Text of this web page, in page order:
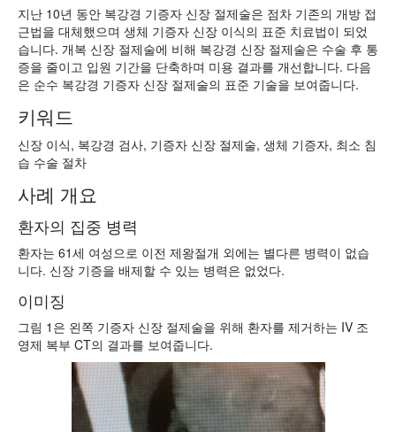
지난 10년 동안 복강경 기증자 신장 절제술은 점차 기존의 개방 접
근법을 대체했으며 생체 기증자 신장 이식의 표준 치료법이 되었
습니다. 개복 신장 절제술에 비해 복강경 신장 절제술은 수술 후 통
증을 줄이고 입원 기간을 단축하며 미용 결과를 개선합니다. 다음
은 순수 복강경 기증자 신장 절제술의 표준 기술을 보여줍니다.
키워드
신장 이식, 복강경 검사, 기증자 신장 절제술, 생체 기증자, 최소 침
습 수술 절차
사례 개요
환자의 집중 병력
환자는 61세 여성으로 이전 제왕절개 외에는 별다른 병력이 없습
니다. 신장 기증을 배제할 수 있는 병력은 없었다.
이미징
그림 1은 왼쪽 기증자 신장 절제술을 위해 환자를 제거하는 IV 조
영제 복부 CT의 결과를 보여줍니다.